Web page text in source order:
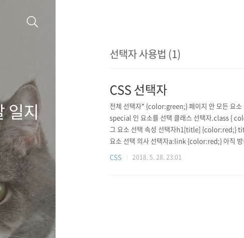
일지
선택자 사용법 (1)
CSS 선택자
전체 선택자* {color:green;} 페이지 안 모든 요
special 인 요소를 선택 클래스 선택자.class {
그 요소 선택 속성 선택자h1[title] {color:red;}
요소 선택 의사 선택자a:link {color:red;} 아직
CSS
2018. 5. 28. 23:01